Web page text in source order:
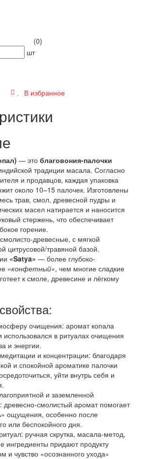
(0)
шт
В избранное
— это благовония-палочки
традиции масала. Согласно
и продавцов, каждая упаковка
около 10–15 палочек. Изготовлены
трав, смол, древесной пудры и
масел натирается и наносится
стержень, что обеспечивает
горение.
смолисто-древесные, с мягкой
цитрусовой/травяной базой.
«Satya» — более глубоко-
«конфетный», чем многие сладкие
к смоле, древесине и лёгкому
очищения: аромат копала
использовался в ритуалах очищения
и энергии.
и концентрации: благодаря
и спокойной ароматике палочки
уйти внутрь себя и
и заземленной
смолистый аромат помогает
ощущения, особенно после
или беспокойного дня.
ручная скрутка, масала-метод,
ингредиенты придают продукту
и чувство «осознанного ухода»